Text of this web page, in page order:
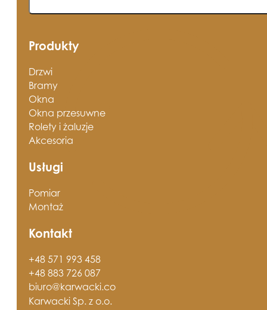
Produkty
Drzwi
Bramy
Okna
Okna przesuwne
Rolety i żaluzje
Akcesoria
Usługi
Pomiar
Montaż
Kontakt
+48 571 993 458
+48 883 726 087
biuro@karwacki.co
Karwacki Sp. z o.o.